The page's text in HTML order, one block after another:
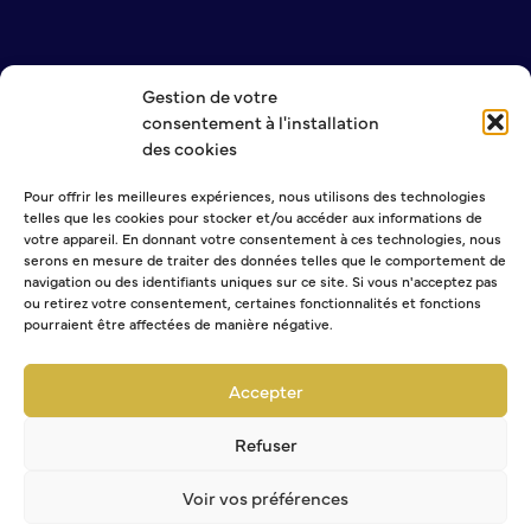
Gestion de votre
consentement à l'installation
des cookies
Pour offrir les meilleures expériences, nous utilisons des technologies
telles que les cookies pour stocker et/ou accéder aux informations de
votre appareil. En donnant votre consentement à ces technologies, nous
serons en mesure de traiter des données telles que le comportement de
navigation ou des identifiants uniques sur ce site. Si vous n'acceptez pas
ou retirez votre consentement, certaines fonctionnalités et fonctions
pourraient être affectées de manière négative.
Accepter
Refuser
Voir vos préférences
NOUS CONTACTER
MENTIONS LÉGALES
POLITIQUE DE CONFIDENTIALITÉ
NEWSLETTER
Abonnement Agenda
Journal municipal
Le Territoire
Le Département de la Seine-Maritime
La Région Normandie
Culture
Espace Bourvil
Médiathèque Boris Vian
Boîtes à lire